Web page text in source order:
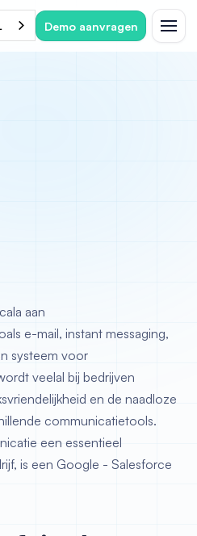
Demo aanvragen
aan
e-mail, instant messaging,
systeem voor
veelal bij bedrijven
en de naadloze
communicatietools.
een essentieel
is een Google - Salesforce